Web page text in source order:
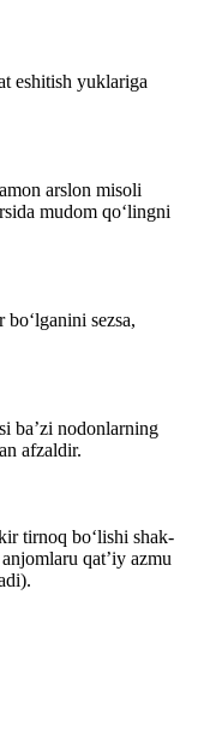
eshitish yuklariga
arslon misoli
mudom qo‘lingni
sezsa,
ba’zi nodonlarning
afzaldir.
tirnoq bo‘lishi shak-
qat’iy azmu